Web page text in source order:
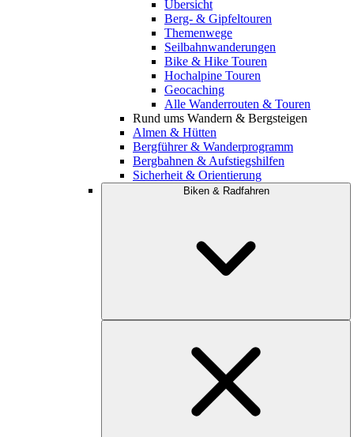
Übersicht
Berg- & Gipfeltouren
Themenwege
Seilbahnwanderungen
Bike & Hike Touren
Hochalpine Touren
Geocaching
Alle Wanderrouten & Touren
Rund ums Wandern & Bergsteigen
Almen & Hütten
Bergführer & Wanderprogramm
Bergbahnen & Aufstiegshilfen
Sicherheit & Orientierung
Biken & Radfahren